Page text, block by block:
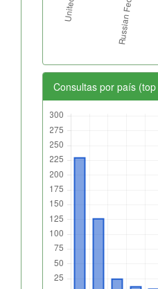
Consultas por país (top